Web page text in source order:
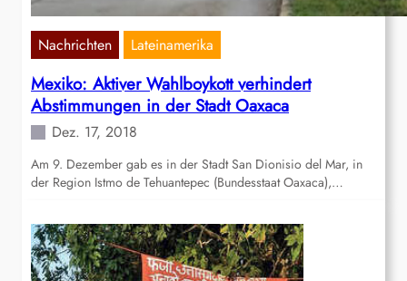
Nachrichten Lateinamerika
Mexiko: Aktiver Wahlboykott verhindert
Abstimmungen in der Stadt Oaxaca
Dez. 17, 2018
Am 9. Dezember gab es in der Stadt San Dionisio del Mar, in
der Region Istmo de Tehuantepec (Bundesstaat Oaxaca),…